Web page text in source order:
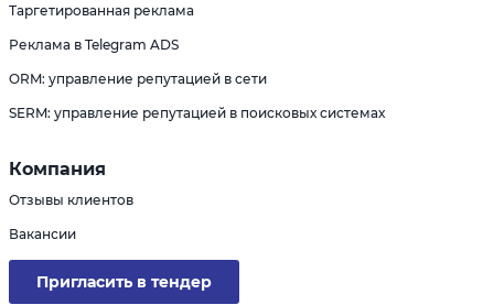
Таргетированная реклама
Реклама в Telegram ADS
ORM: управление репутацией в сети
SERM: управление репутацией в поисковых системах
Компания
Отзывы клиентов
Вакансии
Пригласить в тендер